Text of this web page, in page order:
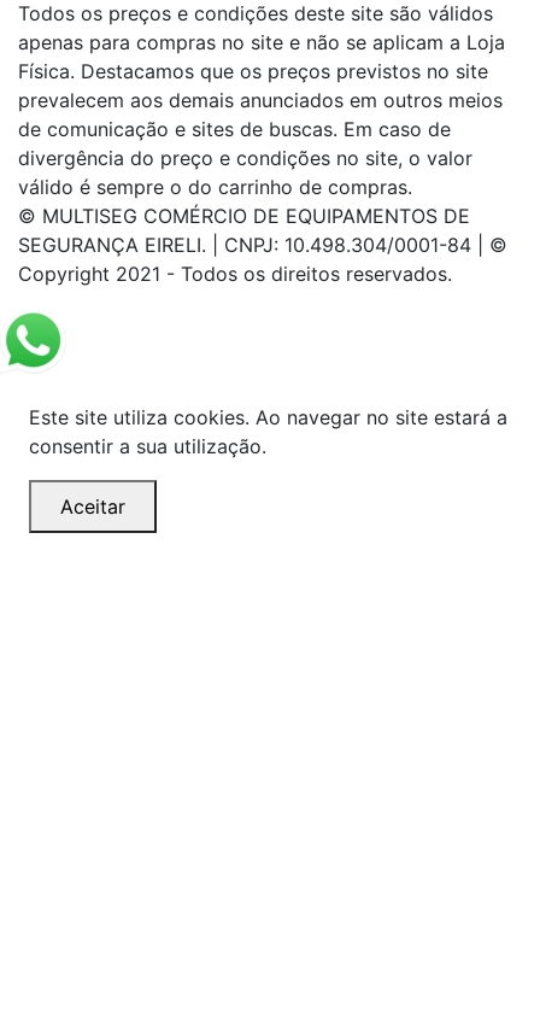
Todos os preços e condições deste site são válidos
apenas para compras no site e não se aplicam a Loja
Física. Destacamos que os preços previstos no site
prevalecem aos demais anunciados em outros meios
de comunicação e sites de buscas. Em caso de
divergência do preço e condições no site, o valor
válido é sempre o do carrinho de compras.
© MULTISEG COMÉRCIO DE EQUIPAMENTOS DE
SEGURANÇA EIRELI. | CNPJ: 10.498.304/0001-84 | ©
Copyright 2021 - Todos os direitos reservados.
Este site utiliza cookies. Ao navegar no site estará a
consentir a sua utilização.
Aceitar